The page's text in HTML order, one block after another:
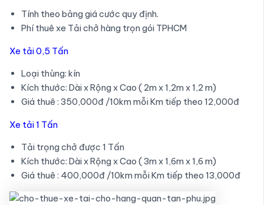
Tính theo bảng giá cước quy định.
Phí thuê xe Tải chở hàng trọn gói TPHCM
Xe tải 0,5 Tấn
Loại thùng: kín
Kích thước: Dài x Rộng x Cao ( 2m x 1,2m x 1,2 m)
Giá thuê : 350,000đ /10km mỗi Km tiếp theo 12,000đ
Xe tải 1 Tấn
Tải trọng chở được 1 Tấn
Kích thước: Dài x Rộng x Cao ( 3m x 1,6m x 1,6 m)
Giá thuê : 400,000đ /10km mỗi Km tiếp theo 13,000đ